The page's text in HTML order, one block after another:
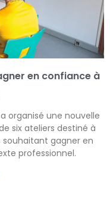
en confiance à
organisé une nouvelle
six ateliers destiné à
gagner en
professionnel.